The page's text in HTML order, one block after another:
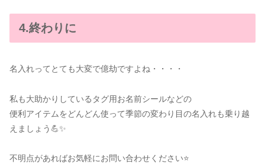
4.終わりに
名入れってとても大変で億劫ですよね・・・・
私も大助かりしているタグ用お名前シールなどの
便利アイテムをどんどん使って季節の変わり目の名入れも乗り越
えましょう💪✨️
不明点があればお気軽にお問い合わせください⭐